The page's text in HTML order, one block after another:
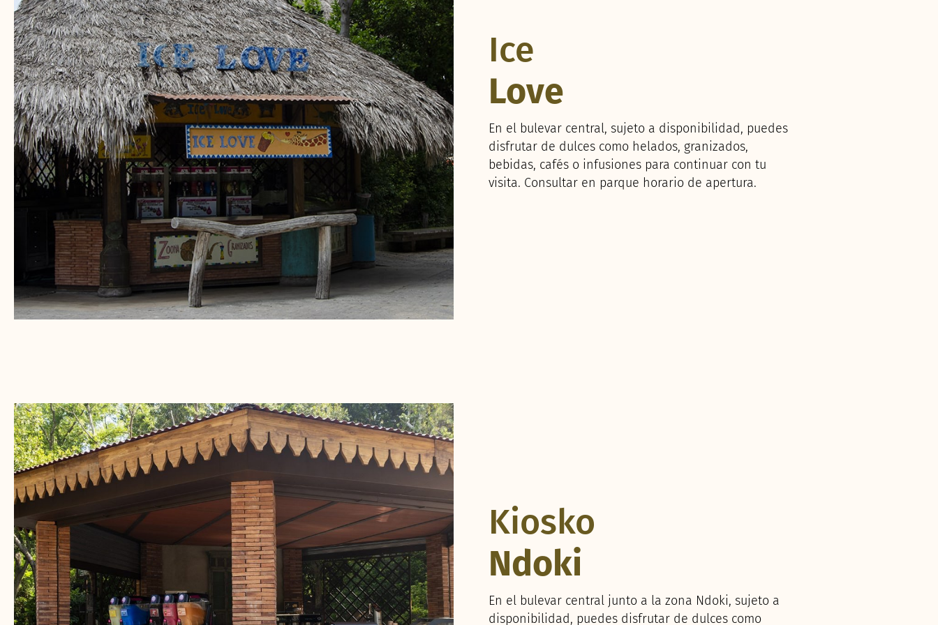
Ice
Love
En el bulevar central, sujeto a disponibilidad, puedes
disfrutar de dulces como helados, granizados,
bebidas, cafés o infusiones para continuar con tu
visita. Consultar en parque horario de apertura.
Kiosko
Ndoki
En el bulevar central junto a la zona Ndoki, sujeto a
disponibilidad, puedes disfrutar de dulces como